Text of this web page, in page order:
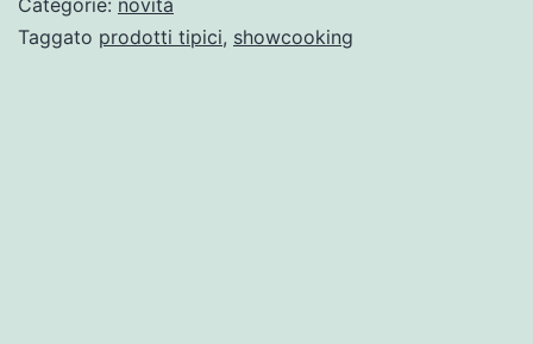
con
Categorie: novità
Taggato prodotti tipici, showcooking